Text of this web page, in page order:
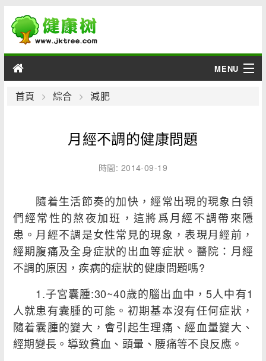
MENU
男性
綜合
疾病
首頁 綜合 減肥
月經不調的健康問題
時間: 2014-09-19
隨着生活節奏的加快，經常出現的現象白領
們經常性的熬夜加班，這將爲月經不調帶來隱
患。月經不調是女性常見的現象，表現月經前，
經期腹痛及全身症狀的出血等症狀。醫院：月經
不調的原因，疾病的症狀的健康問題嗎?
1.子宮囊腫:30~40歲的腦出血中，5人中有1
人就患有囊腫的可能。初期基本沒有任何症狀，
隨着囊腫的變大，會引起生理痛、經血量變大、
經期變長。導致貧血、頭暈、腰痛等不良反應。